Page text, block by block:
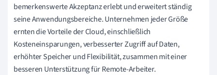
bemerkenswerte Akzeptanz erlebt und erweitert ständig
seine Anwendungsbereiche. Unternehmen jeder Größe
ernten die Vorteile der Cloud, einschließlich
Kosteneinsparungen, verbesserter Zugriff auf Daten,
erhöhter Speicher und Flexibilität, zusammen mit einer
besseren Unterstützung für Remote-Arbeiter.